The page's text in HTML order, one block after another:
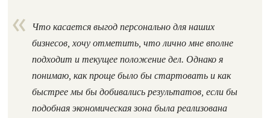
Что касается выгод персонально для наших
бизнесов, хочу отметить, что лично мне вполне
подходит и текущее положение дел. Однако я
понимаю, как проще было бы стартовать и как
быстрее мы бы добивались результатов, если бы
подобная экономическая зона была реализована